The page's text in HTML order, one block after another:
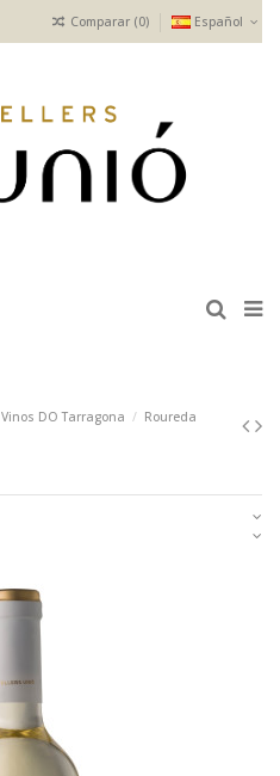
Comparar (0) Español
Vinos DO Tarragona
Roureda